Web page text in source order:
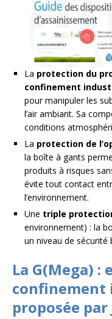
La protection du
confinement
pour manipuler les
l’air ambiant. Sa
conditions
La protection de
la boîte à gants
produits à risques
évite tout contact
l’environnement.
Une triple
environnement) : la
un niveau de sécurité
La G(Mega) :
proposée par